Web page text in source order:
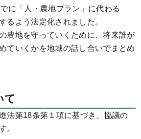
に「人・農地プラン」に代わる
るよう法定化されました。
農地を守っていくために、将来誰が
ていくかを地域の話し合いでまとめ
て
法第18条第１項に基づき、協議の
。